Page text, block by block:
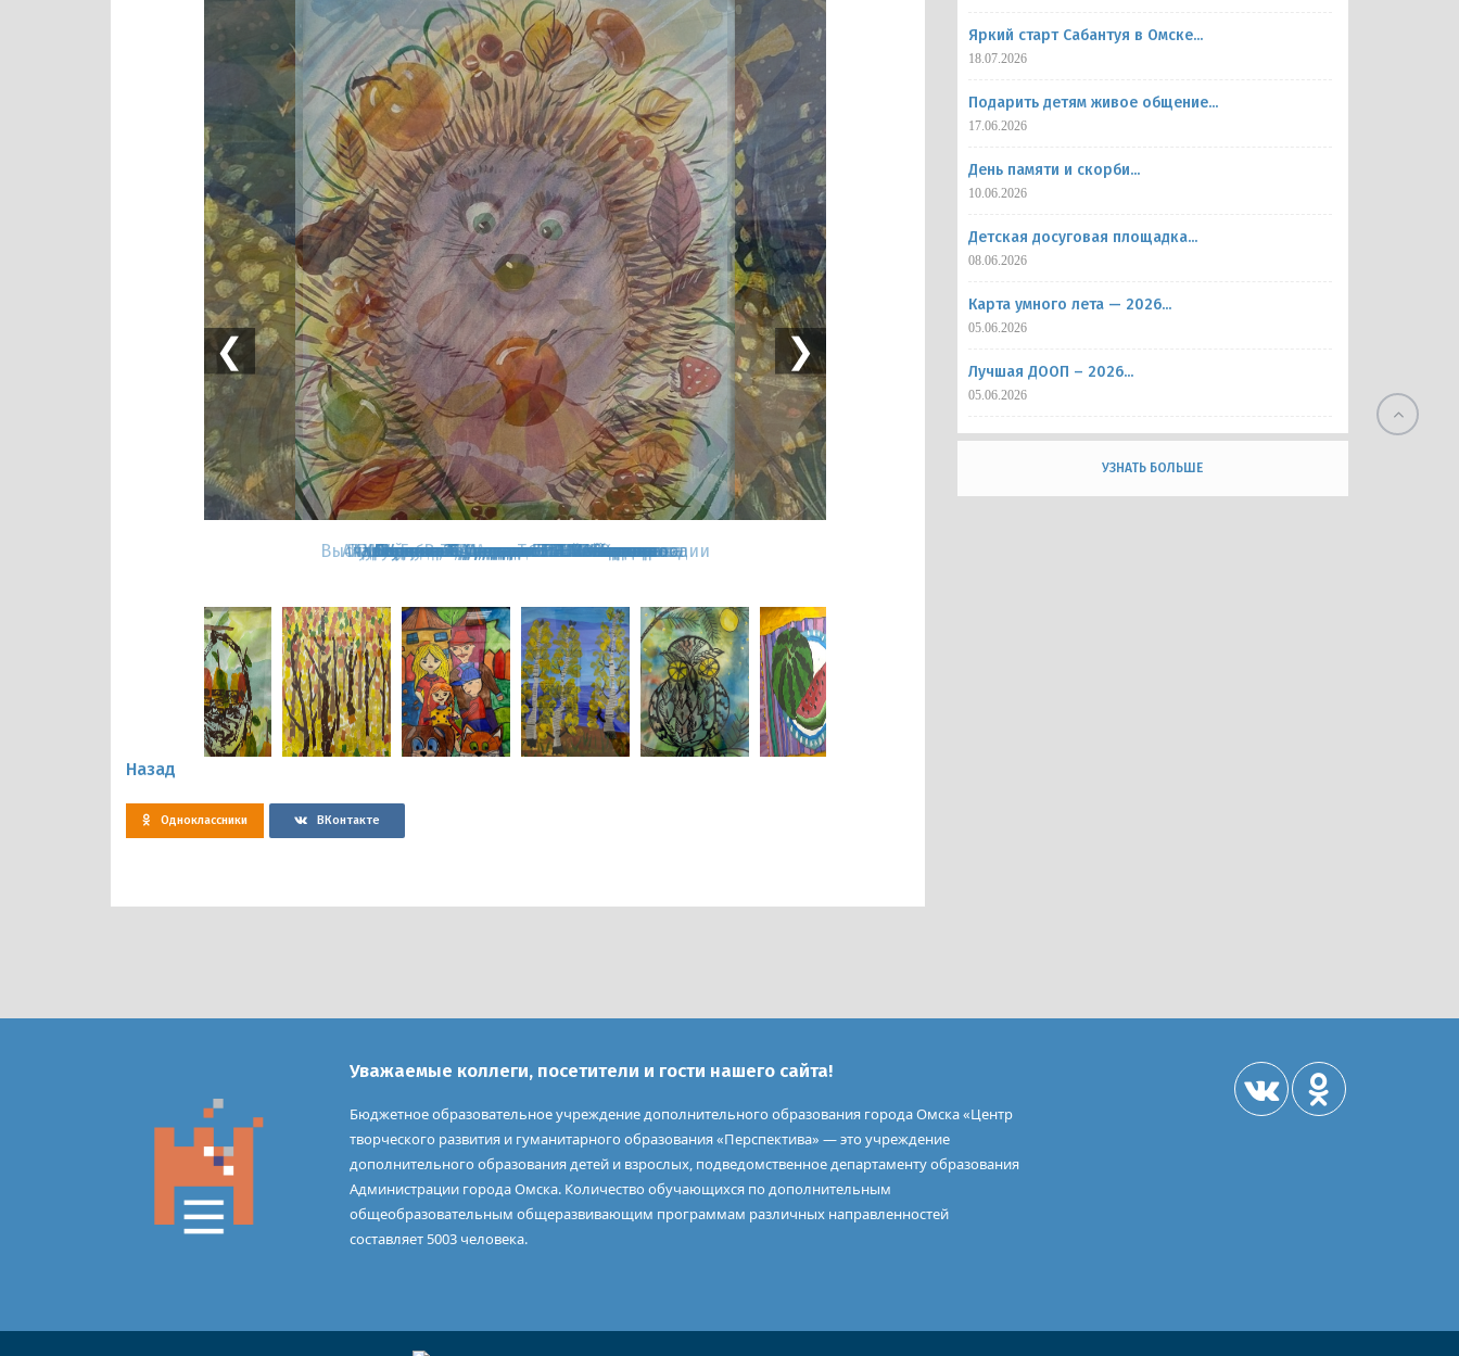
Александрова А., педагог Т.А. Казакова
❮ ❯
Назад
Одноклассники ВКонтакте
Яркий старт Сабантуя в Омске...
18.07.2026
Подарить детям живое общение...
17.06.2026
День памяти и скорби...
10.06.2026
Детская досуговая площадка...
08.06.2026
Карта умного лета — 2026...
05.06.2026
Лучшая ДООП – 2026...
05.06.2026
УЗНАТЬ БОЛЬШЕ
Уважаемые коллеги, посетители и гости нашего сайта!
Бюджетное образовательное учреждение дополнительного образования города Омска «Центр
творческого развития и гуманитарного образования «Перспектива» — это учреждение
дополнительного образования детей и взрослых, подведомственное департаменту образования
Администрации города Омска. Количество обучающихся по дополнительным
общеобразовательным общеразвивающим программам различных направленностей
составляет 5003 человека.